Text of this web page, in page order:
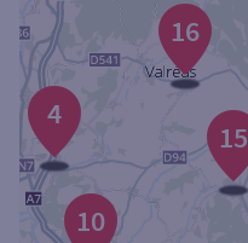
Ville / Code postal
Rue
16
15
10
4